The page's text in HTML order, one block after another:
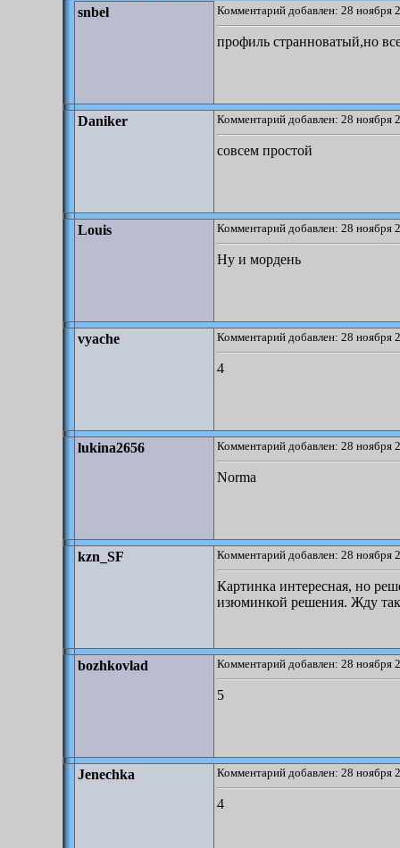
snbel Комментарий добавлен: 28 ноября
профиль странноватый,но
Daniker Комментарий добавлен: 28 ноября
совсем простой
Louis Комментарий добавлен: 28 ноября
Ну и мордень
vyache Комментарий добавлен: 28 ноября
4
lukina2656 Комментарий добавлен: 28 ноября
Norma
kzn_SF Комментарий добавлен: 28 ноября
Картинка интересная, но
изюминкой решения. Жду
bozhkovlad Комментарий добавлен: 28 ноября
5
Jenechka Комментарий добавлен: 28 ноября
4